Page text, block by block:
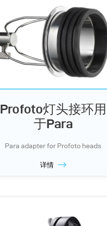
Profoto灯头接环用
于Para
Para adapter for Profoto heads
详情